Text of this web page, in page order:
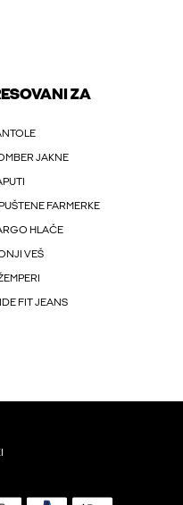
ZA
JAKNE
FARMERKE
HLAČE
VEŠ
FIT JEANS